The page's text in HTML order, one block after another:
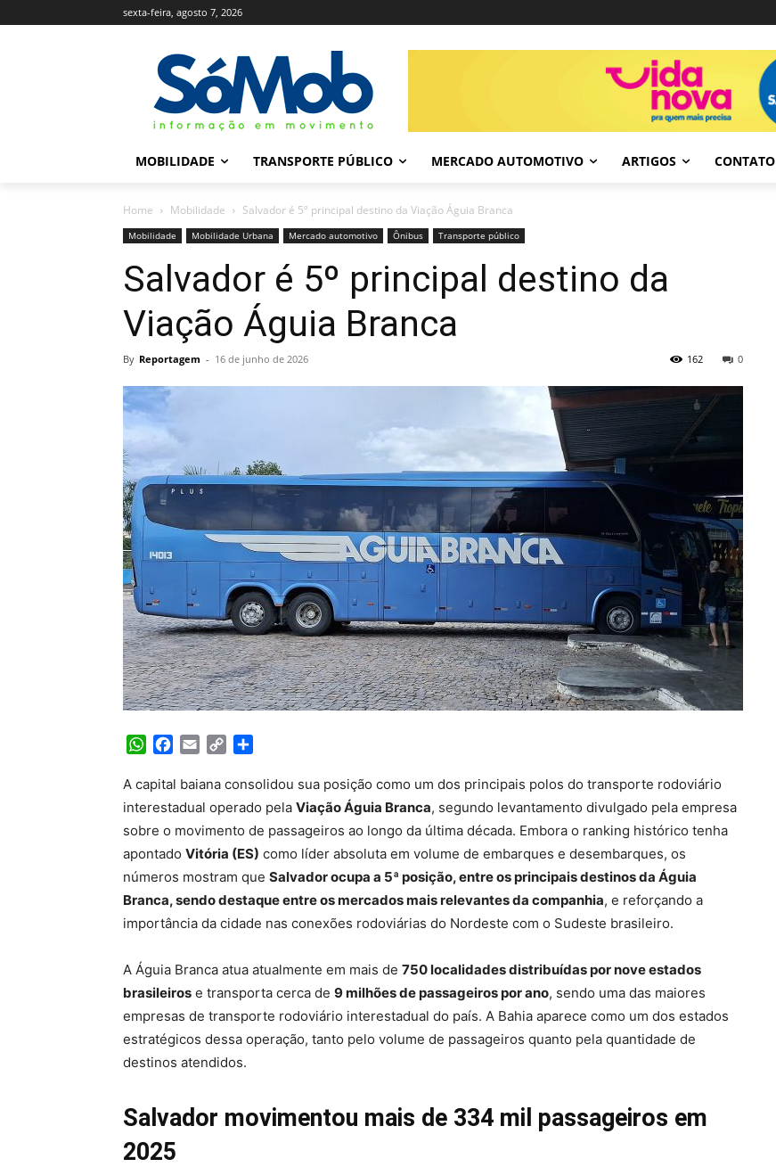
sexta-feira, agosto 7, 2026
MOBILIDADE TRANSPORTE PÚBLICO MERCADO AUTOMOTIVO ARTIGOS CONTATO
Home Mobilidade Salvador é 5º principal destino da Viação Águia Branca
Mobilidade Mobilidade Urbana Mercado automotivo Ônibus Transporte público
Salvador é 5º principal destino da
Viação Águia Branca
By Reportagem - 16 de junho de 2026 0
162
WhatsApp
Facebook
Email Copy
A capital baiana consolidou sua posição como um dos principais polos do transporte rodoviário
interestadual operado pela Viação Águia Branca, segundo levantamento divulgado pela empresa
sobre o movimento de passageiros ao longo da última década. Embora o ranking histórico tenha
apontado Vitória (ES) como líder absoluta em volume de embarques e desembarques, os
números mostram que Salvador ocupa a 5ª posição, entre os principais destinos da Águia
Branca, sendo destaque entre os mercados mais relevantes da companhia, e reforçando a
importância da cidade nas conexões rodoviárias do Nordeste com o Sudeste brasileiro.
A Águia Branca atua atualmente em mais de 750 localidades distribuídas por nove estados
brasileiros e transporta cerca de 9 milhões de passageiros por ano, sendo uma das maiores
empresas de transporte rodoviário interestadual do país. A Bahia aparece como um dos estados
estratégicos dessa operação, tanto pelo volume de passageiros quanto pela quantidade de
destinos atendidos.
Salvador movimentou mais de 334 mil passageiros em
2025